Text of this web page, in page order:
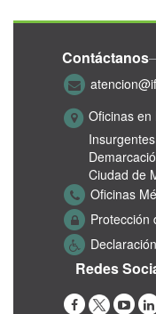
Contáctanos
Oficinas en
Ciudad de
Oficinas
Protección
Redes